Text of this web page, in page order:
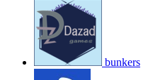
bunkers